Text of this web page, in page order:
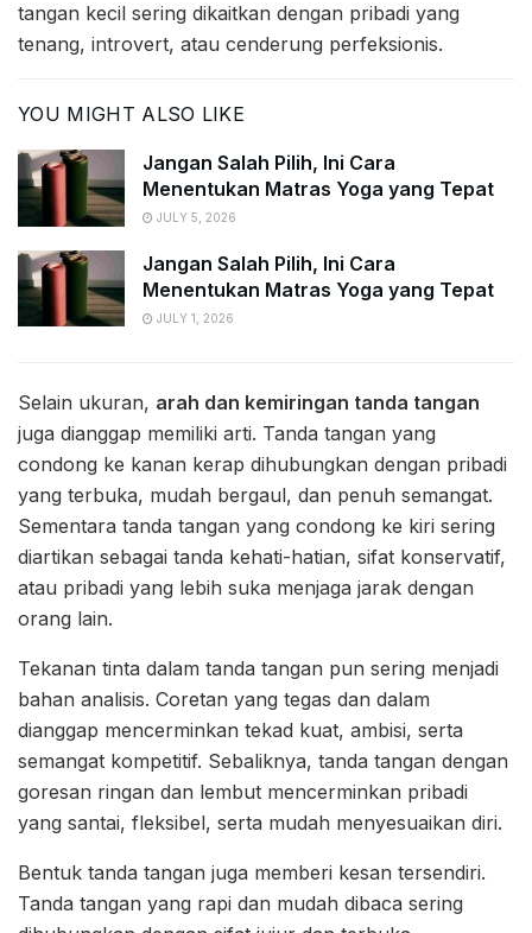
tangan kecil sering dikaitkan dengan pribadi yang
tenang, introvert, atau cenderung perfeksionis.
YOU MIGHT ALSO LIKE
Jangan Salah Pilih, Ini Cara
Menentukan Matras Yoga yang Tepat
JULY 5, 2026
Jangan Salah Pilih, Ini Cara
Menentukan Matras Yoga yang Tepat
JULY 1, 2026
Selain ukuran, arah dan kemiringan tanda tangan
juga dianggap memiliki arti. Tanda tangan yang
condong ke kanan kerap dihubungkan dengan pribadi
yang terbuka, mudah bergaul, dan penuh semangat.
Sementara tanda tangan yang condong ke kiri sering
diartikan sebagai tanda kehati-hatian, sifat konservatif,
atau pribadi yang lebih suka menjaga jarak dengan
orang lain.
Tekanan tinta dalam tanda tangan pun sering menjadi
bahan analisis. Coretan yang tegas dan dalam
dianggap mencerminkan tekad kuat, ambisi, serta
semangat kompetitif. Sebaliknya, tanda tangan dengan
goresan ringan dan lembut mencerminkan pribadi
yang santai, fleksibel, serta mudah menyesuaikan diri.
Bentuk tanda tangan juga memberi kesan tersendiri.
Tanda tangan yang rapi dan mudah dibaca sering